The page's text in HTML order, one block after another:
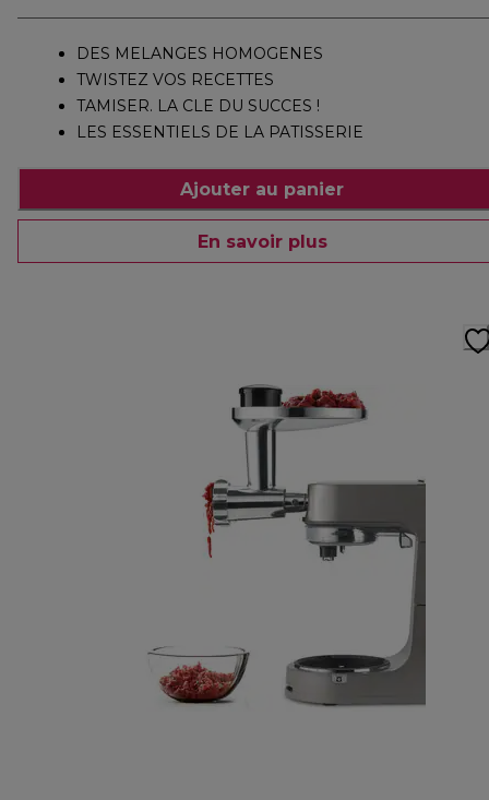
DES MELANGES HOMOGENES
TWISTEZ VOS RECETTES
TAMISER. LA CLE DU SUCCES !
LES ESSENTIELS DE LA PATISSERIE
Ajouter au panier
En savoir plus